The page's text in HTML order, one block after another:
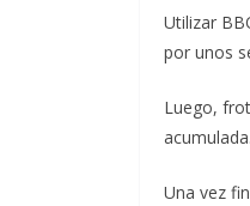
Utilizar
por unos
Luego,
Una vez